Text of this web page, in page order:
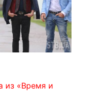
из «Время и